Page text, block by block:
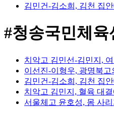
김민건-김소희, 김천 집
#청송국민체육
치악고 김민선-김민지,
이선진-이형우, 광명북
김민건-김소희, 김천 집
치악고 김민지, 혈육 대
서울체고 윤호성, 몸 사